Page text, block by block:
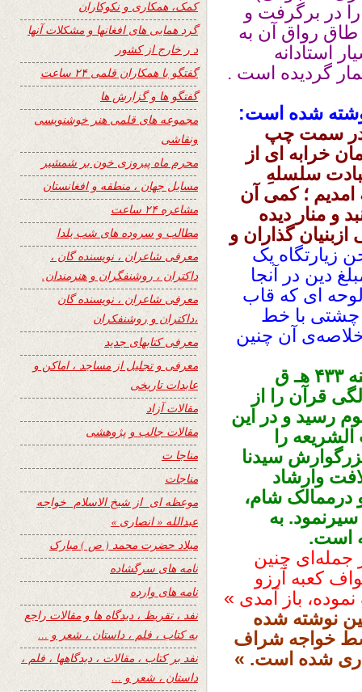
در برگرفت و
طاق رواق آن به
استادانه
گردیده است .
شده است:
سمت چپ
خرابه‌ ای از
سلسله‌ِ
؛ کمی آن
و منار دیده
گذاران و
زیارتگاه یک
دین در آنجا
ای که قاب
چشتی با خط
آن چنین
حضرت سلطان مودود چشتی دررجب سنه ۴۳۳ هـ ق
دنیا آمد وبه عمر ۷ سالگی قرآن را از
کمال علوم رسید و در این
را
پدرِ بزرگوارش سیدنا
وارشاد
شام،
به
چنین
کعبه آرزو
باز آمدی »
نوشته شده
هجری توسط خواجه شراف
شده است. »
کمک، همکاری و نکوکاران
گرد همایی های افغانها و مشکلات آنها
د ر خارج از کشور
گفتگو با همکاران قلمی ۲۴ ساعت
گفتگو ها و گزارش ها
مجموعه های قلمی هنر خوشنویسی
ونقاشی
محرم ماه پیروزی خون بر شمشیر
مسایل جهان ، منطقه و افغانستان
مشاعره ۲۴ ساعت
مطالب و سروده های شب یلدا
معرفی شاعران ، نویسنده گان ،
داکتران ، روشنفگران و هنرمندان.
معرفی شاعران ، نویسنده گان
،داکتران و روشنفکران
معرفی کتابهای جدید
معرفی و تجلیل از مساجد ، اماکن و
عابدات تاریخی
مقالات آزاد
مقالات جالب و پژوهشی
مناجا ت
مناجات
موعظه ای از شیخ الاسلام خواجه
عبدالله « انصاری »
میلاد حضرت محمد ( ص ) مبارک
نامه های سرگشاده
نامه های وارده
نفد ، تقریظ ، دیدگاه ها و مقالات راجع
به کتاب ، فلم ، داستان ، شعر و …
نفد بر کتاب ، مقالات ، دیدگاهها ، فلم ،
داستان ، شعر و …